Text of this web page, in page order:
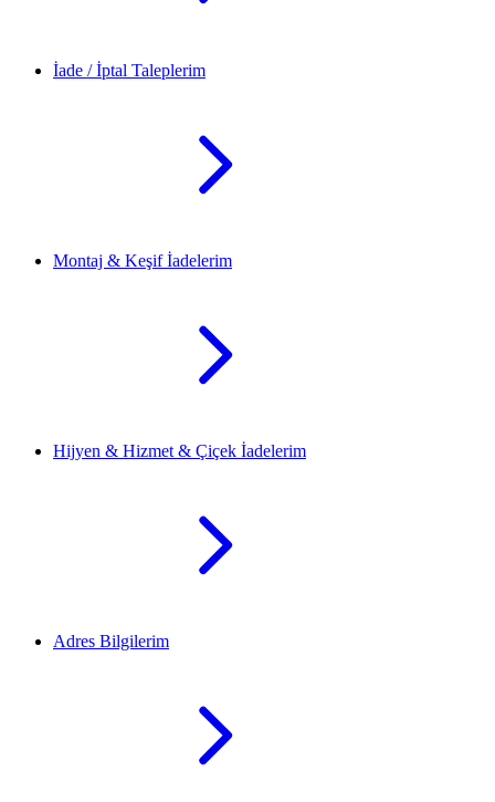
İade / İptal Taleplerim
Montaj & Keşif İadelerim
Hijyen & Hizmet & Çiçek İadelerim
Adres Bilgilerim